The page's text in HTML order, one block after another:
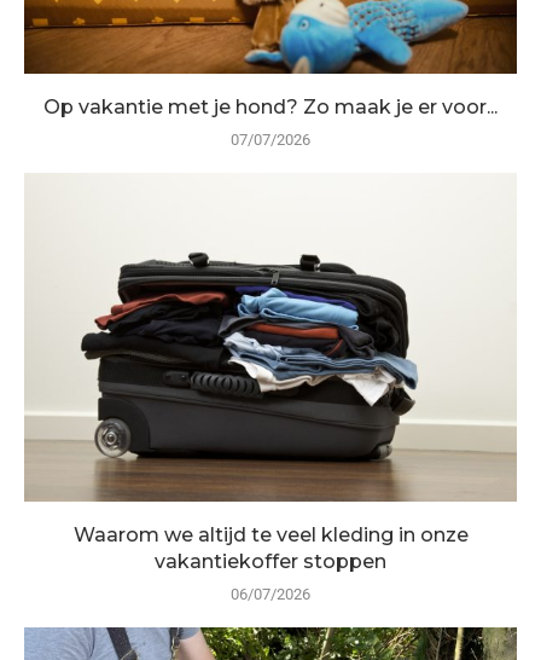
Op vakantie met je hond? Zo maak je er voor...
07/07/2026
Waarom we altijd te veel kleding in onze
vakantiekoffer stoppen
06/07/2026